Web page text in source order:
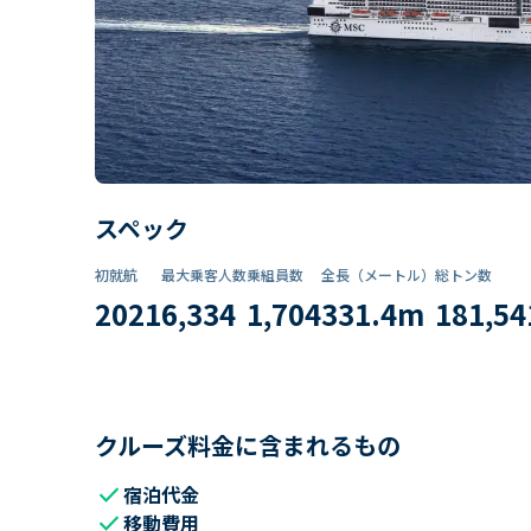
スペック
初就航
2021
最大乗客人数
6,334
乗組員数​
1,704
全長（メートル）
331.4m
総トン数​
クルーズ料金に含まれるもの
check宿泊代金
check移動費用